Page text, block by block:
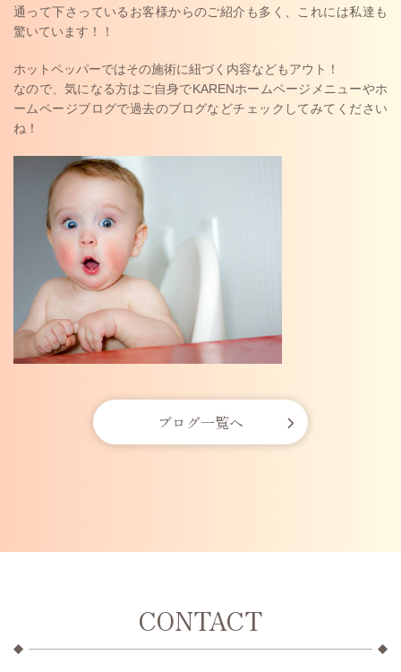
通って下さっているお客様からのご紹介も多く、 これには私達も
驚いています！！
ホットペッパーではその施術に紐づく内容などもアウト！
なので、気になる方はご自身でKARENホームページメニューやホ
ームページブログで過去のブログなどチェックしてみてください
ね！
ブログ一覧へ
CONTACT